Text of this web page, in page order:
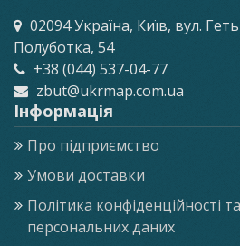
02094 Україна, Київ, вул.
Полуботка, 54
+38 (044) 537-04-77
zbut@ukrmap.com.ua
Інформація
Про підприємство
Умови доставки
Політика конфіденційності
персональних даних